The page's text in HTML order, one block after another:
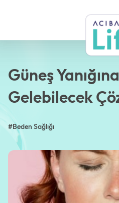
Beden Sağlığı
Güneş
Gelebilecek
#Beden Sağlığı